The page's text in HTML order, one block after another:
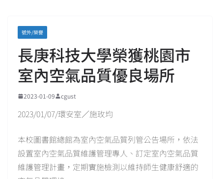
號外/榮譽
長庚科技大學榮獲桃園市
室內空氣品質優良場所
2023-01-09 cgust
2023/01/07/環安室／施玫均
本校圖書館總館為室內空氣品質列管公告場所，依法
設置室內空氣品質維護管理專人、訂定室內空氣品質
維護管理計畫，定期實施檢測以維持師生健康舒適的